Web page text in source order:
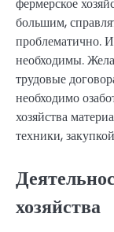
большим,
проблематично.
необходимы.
трудовые
необходимо
хозяйства
техники,
хозяйства